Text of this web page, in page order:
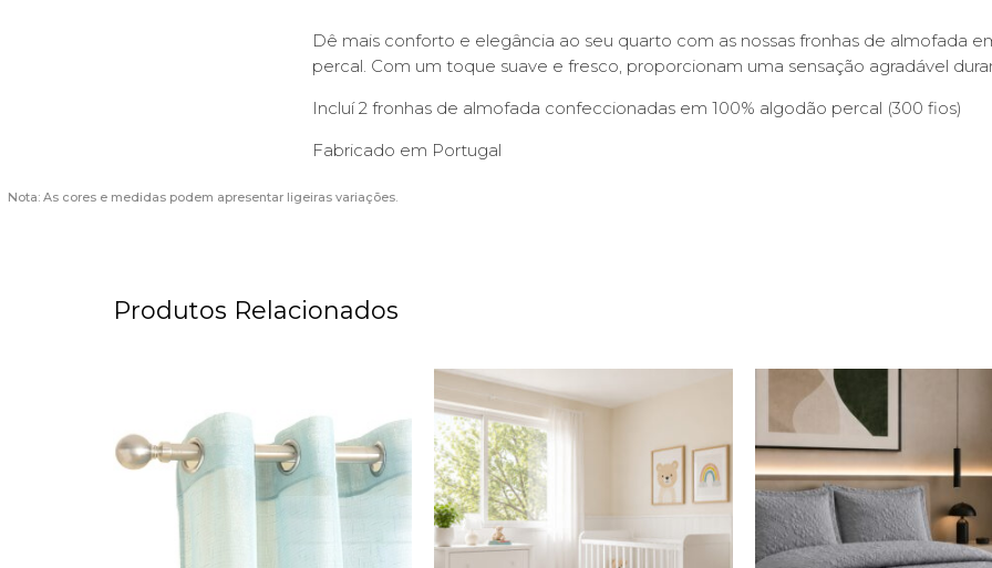
Dê mais conforto e elegância ao seu quarto com as nossas fronhas de almofada
percal. Com um toque suave e fresco, proporcionam uma sensação agradável
Incluí 2 fronhas de almofada confeccionadas em 100% algodão percal (300 fios)
Fabricado em Portugal
Nota: As cores e medidas podem apresentar ligeiras variações.
Produtos Relacionados